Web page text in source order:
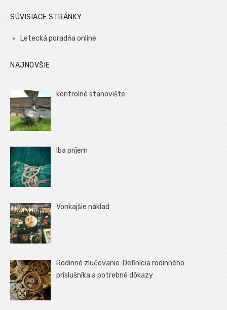
SÚVISIACE STRÁNKY
Letecká poradňa online
NAJNOVŠIE
kontrolné stanovište
Iba príjem
Vonkajšie náklad
Rodinné zlučovanie: Definícia rodinného
príslušníka a potrebné dôkazy